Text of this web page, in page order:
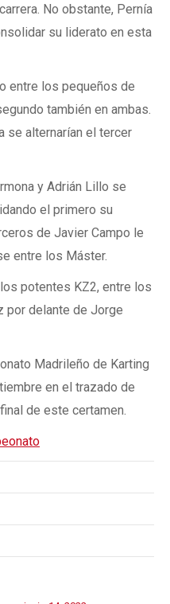
No obstante, Pernía
su liderato en esta
entre los pequeños de
también en ambas.
se alternarían el tercer
y Adrián Lillo se
el primero su
de Javier Campo le
entre los Máster.
potentes KZ2, entre los
por delante de Jorge
Madrileño de Karting
en el trazado de
de este certamen.